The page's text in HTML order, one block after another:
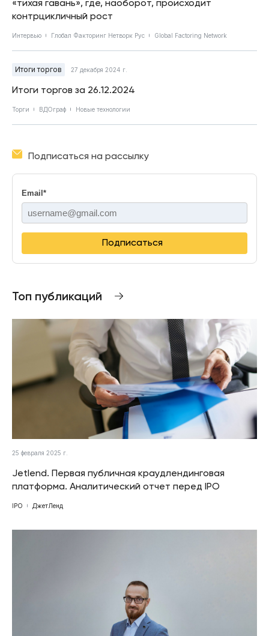
«тихая гавань», где, наоборот, происходит
контрцикличный рост
Интервью Глобал Факторинг Нетворк Рус Global Factoring Network
Итоги торгов 27 декабря 2024 г.
Итоги торгов за 26.12.2024
Торги ВДОграф Новые технологии
Подписаться на рассылку
Email *
Подписаться
Топ публикаций
25 февраля 2025 г.
Jetlend. Первая публичная краудлендинговая
платформа. Аналитический отчет перед IPO
IPO ДжетЛенд